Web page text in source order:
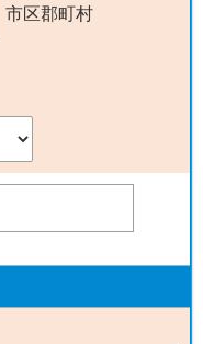
市区郡町村